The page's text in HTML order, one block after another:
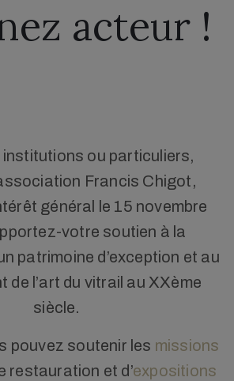
acteur !​
ou particuliers,
Francis Chigot,
général le 15 novembre
votre soutien à la
patrimoine d’exception et au
de l’art du vitrail au XXème
siècle.
pouvez soutenir les missions
restauration et d’expositions